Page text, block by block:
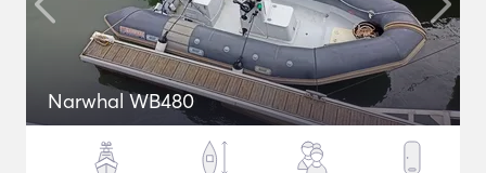
Narwhal WB480